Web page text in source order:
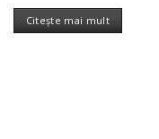
Citește mai mult